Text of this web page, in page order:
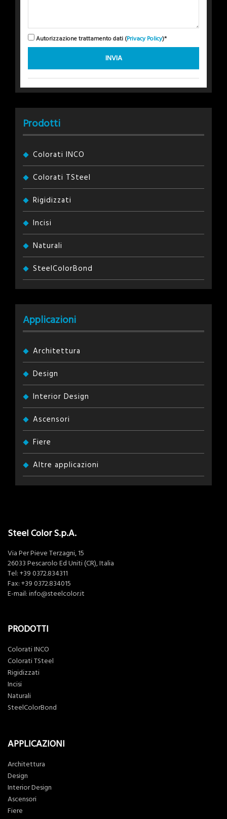
Autorizzazione trattamento dati (Privacy Policy)*
Prodotti
Colorati INCO
Colorati TSteel
Rigidizzati
Incisi
Naturali
SteelColorBond
Applicazioni
Architettura
Design
Interior Design
Ascensori
Fiere
Altre applicazioni
Steel Color S.p.A.
Via Per Pieve Terzagni, 15
26033 Pescarolo Ed Uniti (CR), Italia
Tel: +39 0372.834311
Fax: +39 0372.834015
E-mail: info@steelcolor.it
PRODOTTI
Colorati INCO
Colorati TSteel
Rigidizzati
Incisi
Naturali
SteelColorBond
APPLICAZIONI
Architettura
Design
Interior Design
Ascensori
Fiere